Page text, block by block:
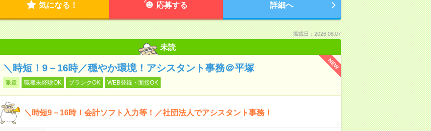
気になる！ 応募する 詳細へ
掲載日：2026.08.07
未読
NEW
＼時短！9－16時／穏やか環境！アシスタント事務＠平塚
派遣 職種未経験OK ブランクOK WEB登録・面接OK
＼時短9－16時！会計ソフト入力等！／社団法人でアシスタント事務！